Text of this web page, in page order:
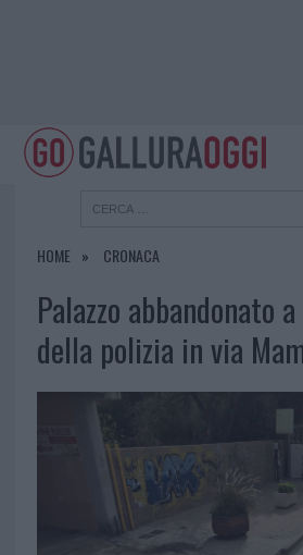
HOME CRONACA
Palazzo abbandonato
della polizia in via